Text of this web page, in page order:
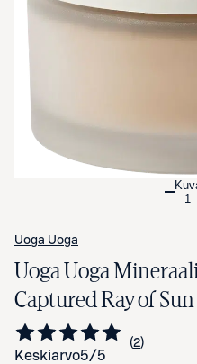
Avaa
1
Uoga Uoga
Uoga Uoga
Captured Ray of
Keskiarvo5/5 Siirry
2
kappaletta